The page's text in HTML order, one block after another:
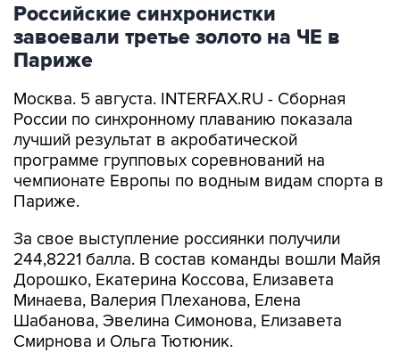
Российские синхронистки
завоевали третье золото на ЧЕ в
Париже
Москва. 5 августа. INTERFAX.RU - Сборная
России по синхронному плаванию показала
лучший результат в акробатической
программе групповых соревнований на
чемпионате Европы по водным видам спорта в
Париже.
За свое выступление россиянки получили
244,8221 балла. В состав команды вошли Майя
Дорошко, Екатерина Коссова, Елизавета
Минаева, Валерия Плеханова, Елена
Шабанова, Эвелина Симонова, Елизавета
Смирнова и Ольга Тютюник.